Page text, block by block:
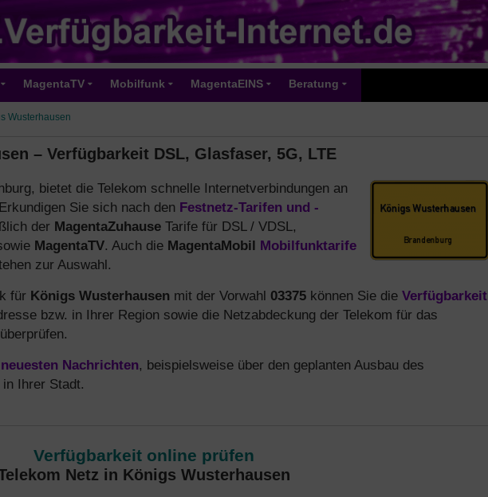
MagentaTV Mobilfunk MagentaEINS Beratung
Wusterhausen
– Verfügbarkeit DSL, Glasfaser, 5G, LTE
bietet die Telekom schnelle Internetverbindungen an
Sie sich nach den Festnetz-Tarifen und -
der MagentaZuhause Tarife für DSL / VDSL,
MagentaTV. Auch die MagentaMobil Mobilfunktarife
zur Auswahl.
für Königs Wusterhausen mit der Vorwahl 03375 können Sie die Verfügbarkeit
bzw. in Ihrer Region sowie die Netzabdeckung der Telekom für das
neuesten Nachrichten, beispielsweise über den geplanten Ausbau des
Ihrer Stadt.
Verfügbarkeit online prüfen
Netz in Königs Wusterhausen